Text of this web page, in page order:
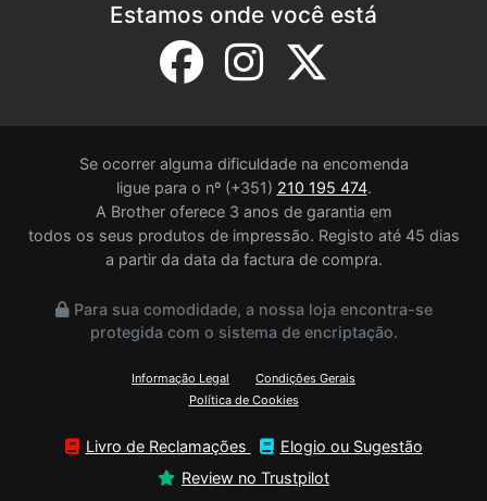
Estamos onde você está
Se ocorrer alguma dificuldade na encomenda
ligue para o nº (+351) 210 195 474.
A Brother oferece 3 anos de garantia em
todos os seus produtos de impressão. Registo até 45 dias
a partir da data da factura de compra.
Para sua comodidade, a nossa loja encontra-se
protegida com o sistema de encriptação.
Informação Legal
Condições Gerais
Política de Cookies
Livro de Reclamações
Elogio ou Sugestão
Review no Trustpilot